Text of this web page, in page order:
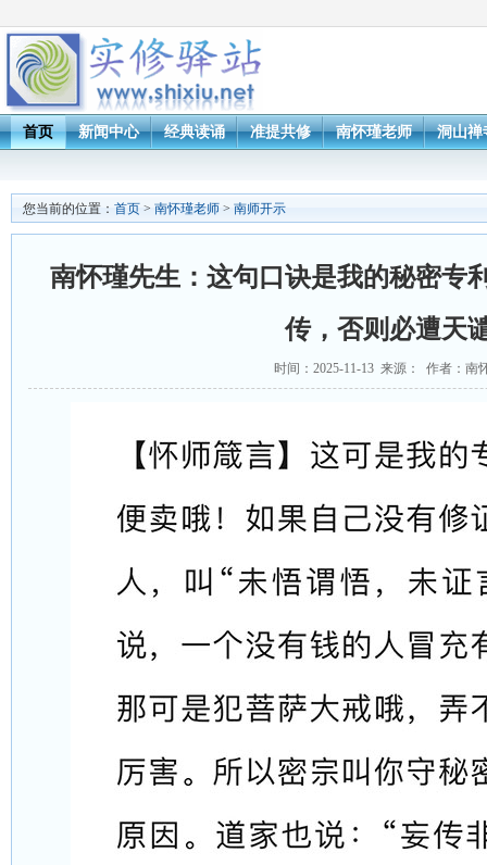
首页 新闻中心 经典读诵 准提共修 南怀瑾老师 洞山禅
您当前的位置： 首页 > 南怀瑾老师 > 南师开示
南怀瑾先生：这句口诀是我的秘密专
传，否则必遭天
时间：2025-11-13 来源： 作者：南